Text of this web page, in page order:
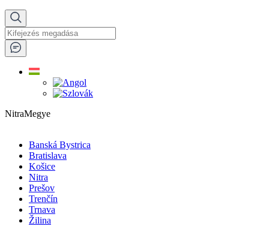
NitraMegye
Banská Bystrica
Bratislava
Košice
Nitra
Prešov
Trenčín
Trnava
Žilina